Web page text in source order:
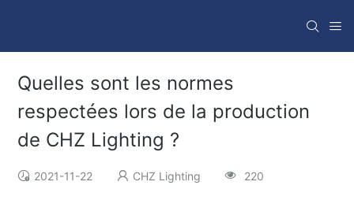
Quelles sont les normes
respectées lors de la production
de CHZ Lighting ?
2021-11-22 CHZ Lighting 220